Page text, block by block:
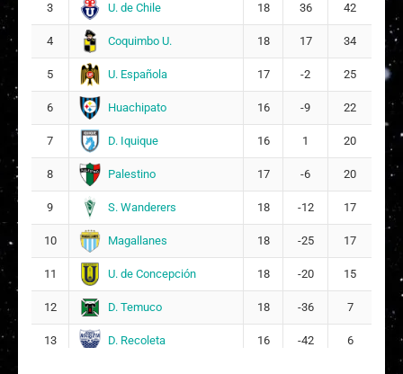
3 U. de Chile 18 36 42
4 Coquimbo U. 18 17 34
5 U. Española 17 -2 25
6 Huachipato 16 -9 22
7 D. Iquique 16 1 20
8 Palestino 17 -6 20
9 S. Wanderers 18 -12 17
10 Magallanes 18 -25 17
11 U. de Concepción 18 -20 15
12 D. Temuco 18 -36 7
13 D. Recoleta 16 -42 6